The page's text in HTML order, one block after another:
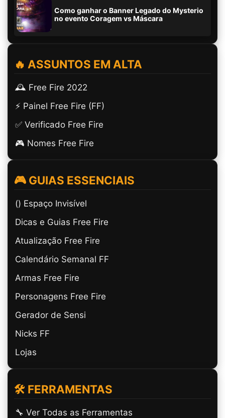
Como ganhar o Banner Legado do Mysterio
no evento Coragem vs Máscara
🔥 ASSUNTOS EM ALTA
🕰️ Free Fire 2022
⚡ Painel Free Fire (FF)
✅ Verificado Free Fire
🎮 Nomes Free Fire
🎮 GUIAS ESSENCIAIS
(ㅤ) Espaço Invisível
Dicas e Guias Free Fire
Atualização Free Fire
Calendário Semanal FF
Armas Free Fire
Personagens Free Fire
Gerador de Sensi
Nicks FF
Lojas
🛠️ FERRAMENTAS
🔧 Ver Todas as Ferramentas